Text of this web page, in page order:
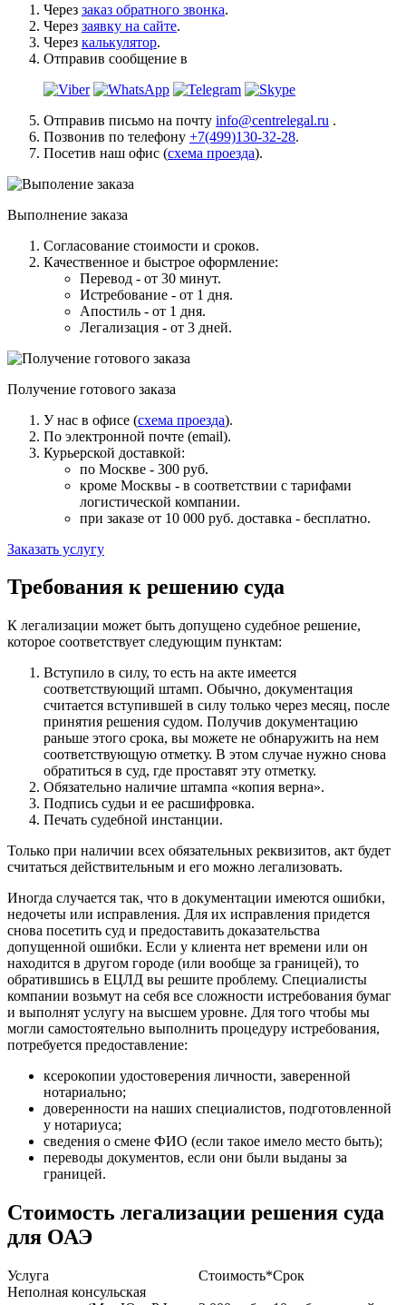
Через заказ обратного звонка.
Через заявку на сайте.
Через калькулятор.
Отправив сообщение в
Отправив письмо на почту info@centrelegal.ru .
Позвонив по телефону +7(499)130-32-28.
Посетив наш офис (схема проезда).
Выполнение заказа
Согласование стоимости и сроков.
Качественное и быстрое оформление:
Перевод - от 30 минут.
Истребование - от 1 дня.
Апостиль - от 1 дня.
Легализация - от 3 дней.
Получение готового заказа
У нас в офисе (схема проезда).
По электронной почте (email).
Курьерской доставкой:
по Москве - 300 руб.
кроме Москвы - в соответствии с тарифами
логистической компании.
при заказе от 10 000 руб. доставка - бесплатно.
Заказать услугу
Требования к решению суда
К легализации может быть допущено судебное решение,
которое соответствует следующим пунктам:
Вступило в силу, то есть на акте имеется
соответствующий штамп. Обычно, документация
считается вступившей в силу только через месяц, после
принятия решения судом. Получив документацию
раньше этого срока, вы можете не обнаружить на нем
соответствующую отметку. В этом случае нужно снова
обратиться в суд, где проставят эту отметку.
Обязательно наличие штампа «копия верна».
Подпись судьи и ее расшифровка.
Печать судебной инстанции.
Только при наличии всех обязательных реквизитов, акт будет
считаться действительным и его можно легализовать.
Иногда случается так, что в документации имеются ошибки,
недочеты или исправления. Для их исправления придется
снова посетить суд и предоставить доказательства
допущенной ошибки. Если у клиента нет времени или он
находится в другом городе (или вообще за границей), то
обратившись в ЕЦЛД вы решите проблему. Специалисты
компании возьмут на себя все сложности истребования бумаг
и выполнят услугу на высшем уровне. Для того чтобы мы
могли самостоятельно выполнить процедуру истребования,
потребуется предоставление:
ксерокопии удостоверения личности, заверенной
нотариально;
доверенности на наших специалистов, подготовленной
у нотариуса;
сведения о смене ФИО (если такое имело место быть);
переводы документов, если они были выданы за
границей.
Стоимость легализации решения суда
для ОАЭ
Услуга Стоимость*Срок
Неполная консульская